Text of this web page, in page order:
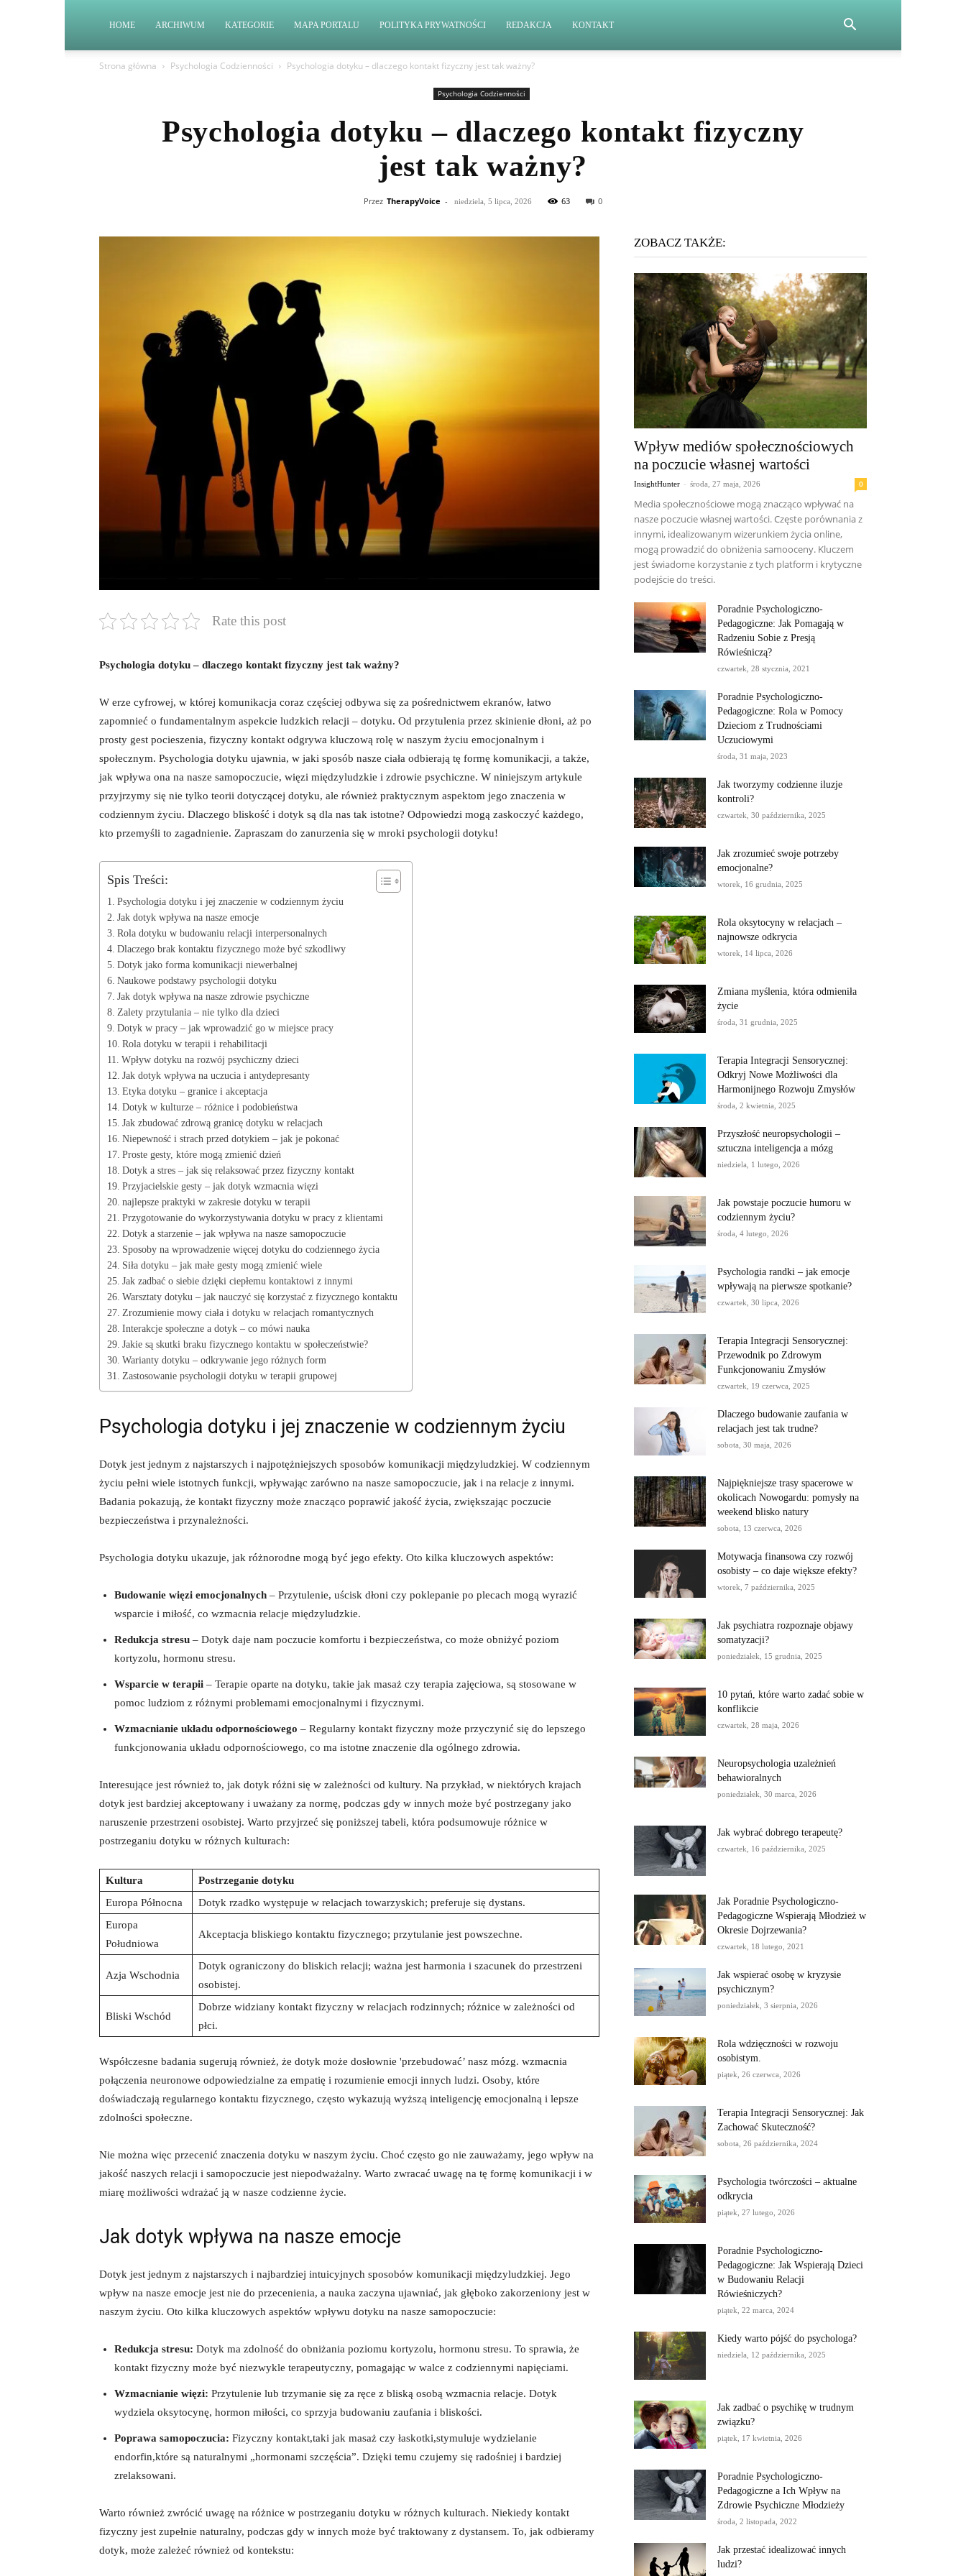
HOME ARCHIWUM KATEGORIE MAPA PORTALU POLITYKA PRYWATNOŚCI REDAKCJA KONTAKT
Strona główna Psychologia Codzienności Psychologia dotyku – dlaczego kontakt fizyczny jest tak ważny?
Psychologia Codzienności
Psychologia dotyku – dlaczego kontakt fizyczny
jest tak ważny?
Przez TherapyVoice - niedziela, 5 lipca, 2026 63 0
Rate this post
Psychologia dotyku – dlaczego kontakt fizyczny jest tak ważny?
W erze cyfrowej, w której komunikacja coraz częściej odbywa się za pośrednictwem ekranów, łatwo
zapomnieć o fundamentalnym aspekcie ludzkich relacji – dotyku. Od przytulenia przez skinienie dłoni, aż po
prosty gest pocieszenia, fizyczny kontakt odgrywa kluczową rolę w naszym życiu emocjonalnym i
społecznym. Psychologia dotyku ujawnia, w jaki sposób nasze ciała odbierają tę formę komunikacji, a także,
jak wpływa ona na nasze samopoczucie, więzi międzyludzkie i zdrowie psychiczne. W niniejszym artykule
przyjrzymy się nie tylko teorii dotyczącej dotyku, ale również praktycznym aspektom jego znaczenia w
codziennym życiu. Dlaczego bliskość i dotyk są dla nas tak istotne? Odpowiedzi mogą zaskoczyć każdego,
kto przemyśli to zagadnienie. Zapraszam do zanurzenia się w mroki psychologii dotyku!
Spis Treści:
Psychologia dotyku i jej znaczenie w codziennym życiu
Jak dotyk wpływa na nasze emocje
Rola dotyku w budowaniu relacji interpersonalnych
Dlaczego brak kontaktu fizycznego może być szkodliwy
Dotyk jako forma komunikacji niewerbalnej
Naukowe podstawy psychologii dotyku
Jak dotyk wpływa na nasze zdrowie psychiczne
Zalety przytulania – nie tylko dla dzieci
Dotyk w pracy – jak wprowadzić go w miejsce pracy
Rola dotyku w terapii i rehabilitacji
Wpływ dotyku na rozwój psychiczny dzieci
Jak dotyk wpływa na uczucia i antydepresanty
Etyka dotyku – granice i akceptacja
Dotyk w kulturze – różnice i podobieństwa
Jak zbudować zdrową granicę dotyku w relacjach
Niepewność i strach przed dotykiem – jak je pokonać
Proste gesty, które mogą zmienić dzień
Dotyk a stres – jak się relaksować przez fizyczny kontakt
Przyjacielskie gesty – jak dotyk wzmacnia więzi
najlepsze praktyki w zakresie dotyku w terapii
Przygotowanie do wykorzystywania dotyku w pracy z klientami
Dotyk a starzenie – jak wpływa na nasze samopoczucie
Sposoby na wprowadzenie więcej dotyku do codziennego życia
Siła dotyku – jak małe gesty mogą zmienić wiele
Jak zadbać o siebie dzięki ciepłemu kontaktowi z innymi
Warsztaty dotyku – jak nauczyć się korzystać z fizycznego kontaktu
Zrozumienie mowy ciała i dotyku w relacjach romantycznych
Interakcje społeczne a dotyk – co mówi nauka
Jakie są skutki braku fizycznego kontaktu w społeczeństwie?
Warianty dotyku – odkrywanie jego różnych form
Zastosowanie psychologii dotyku w terapii grupowej
Psychologia dotyku i jej znaczenie w codziennym życiu
Dotyk jest jednym z najstarszych i najpotężniejszych sposobów komunikacji międzyludzkiej. W codziennym
życiu pełni wiele istotnych funkcji, wpływając zarówno na nasze samopoczucie, jak i na relacje z innymi.
Badania pokazują, że kontakt fizyczny może znacząco poprawić jakość życia, zwiększając poczucie
bezpieczeństwa i przynależności.
Psychologia dotyku ukazuje, jak różnorodne mogą być jego efekty. Oto kilka kluczowych aspektów:
Budowanie więzi emocjonalnych – Przytulenie, uścisk dłoni czy poklepanie po plecach mogą wyrazić
wsparcie i miłość, co wzmacnia relacje międzyludzkie.
Redukcja stresu – Dotyk daje nam poczucie komfortu i bezpieczeństwa, co może obniżyć poziom
kortyzolu, hormonu stresu.
Wsparcie w terapii – Terapie oparte na dotyku, takie jak masaż czy terapia zajęciowa, są stosowane w
pomoc ludziom z różnymi problemami emocjonalnymi i fizycznymi.
Wzmacnianie układu odpornościowego – Regularny kontakt fizyczny może przyczynić się do lepszego
funkcjonowania układu odpornościowego, co ma istotne znaczenie dla ogólnego zdrowia.
Interesujące jest również to, jak dotyk różni się w zależności od kultury. Na przykład, w niektórych krajach
dotyk jest bardziej akceptowany i uważany za normę, podczas gdy w innych może być postrzegany jako
naruszenie przestrzeni osobistej. Warto przyjrzeć się poniższej tabeli, która podsumowuje różnice w
postrzeganiu dotyku w różnych kulturach:
Kultura
Postrzeganie dotyku
Europa Północna
Dotyk rzadko występuje w relacjach towarzyskich; preferuje się dystans.
Europa
Południowa
Akceptacja bliskiego kontaktu fizycznego; przytulanie jest powszechne.
Azja Wschodnia
Dotyk ograniczony do bliskich relacji; ważna jest harmonia i szacunek do przestrzeni
osobistej.
Bliski Wschód
Dobrze widziany kontakt fizyczny w relacjach rodzinnych; różnice w zależności od
płci.
Współczesne badania sugerują również, że dotyk może dosłownie 'przebudować’ nasz mózg. wzmacnia
połączenia neuronowe odpowiedzialne za empatię i rozumienie emocji innych ludzi. Osoby, które
doświadczają regularnego kontaktu fizycznego, często wykazują wyższą inteligencję emocjonalną i lepsze
zdolności społeczne.
Nie można więc przecenić znaczenia dotyku w naszym życiu. Choć często go nie zauważamy, jego wpływ na
jakość naszych relacji i samopoczucie jest niepodważalny. Warto zwracać uwagę na tę formę komunikacji i w
miarę możliwości wdrażać ją w nasze codzienne życie.
Jak dotyk wpływa na nasze emocje
Dotyk jest jednym z najstarszych i najbardziej intuicyjnych sposobów komunikacji międzyludzkiej. Jego
wpływ na nasze emocje jest nie do przecenienia, a nauka zaczyna ujawniać, jak głęboko zakorzeniony jest w
naszym życiu. Oto kilka kluczowych aspektów wpływu dotyku na nasze samopoczucie:
Redukcja stresu: Dotyk ma zdolność do obniżania poziomu kortyzolu, hormonu stresu. To sprawia, że
kontakt fizyczny może być niezwykle terapeutyczny, pomagając w walce z codziennymi napięciami.
Wzmacnianie więzi: Przytulenie lub trzymanie się za ręce z bliską osobą wzmacnia relacje. Dotyk
wydziela oksytocynę, hormon miłości, co sprzyja budowaniu zaufania i bliskości.
Poprawa samopoczucia: Fizyczny kontakt,taki jak masaż czy łaskotki,stymuluje wydzielanie
endorfin,które są naturalnymi „hormonami szczęścia”. Dzięki temu czujemy się radośniej i bardziej
zrelaksowani.
Warto również zwrócić uwagę na różnice w postrzeganiu dotyku w różnych kulturach. Niekiedy kontakt
fizyczny jest zupełnie naturalny, podczas gdy w innych może być traktowany z dystansem. To, jak odbieramy
dotyk, może zależeć również od kontekstu:
ZOBACZ TAKŻE:
Wpływ mediów społecznościowych
na poczucie własnej wartości
InsightHunter - środa, 27 maja, 2026 0
Media społecznościowe mogą znacząco wpływać na
nasze poczucie własnej wartości. Częste porównania z
innymi, idealizowanym wizerunkiem życia online,
mogą prowadzić do obniżenia samooceny. Kluczem
jest świadome korzystanie z tych platform i krytyczne
podejście do treści.
Poradnie Psychologiczno-
Pedagogiczne: Jak Pomagają w
Radzeniu Sobie z Presją
Rówieśniczą?
czwartek, 28 stycznia, 2021
Poradnie Psychologiczno-
Pedagogiczne: Rola w Pomocy
Dzieciom z Trudnościami
Uczuciowymi
środa, 31 maja, 2023
Jak tworzymy codzienne iluzje
kontroli?
czwartek, 30 października, 2025
Jak zrozumieć swoje potrzeby
emocjonalne?
wtorek, 16 grudnia, 2025
Rola oksytocyny w relacjach –
najnowsze odkrycia
wtorek, 14 lipca, 2026
Zmiana myślenia, która odmieniła
życie
środa, 31 grudnia, 2025
Terapia Integracji Sensorycznej:
Odkryj Nowe Możliwości dla
Harmonijnego Rozwoju Zmysłów
środa, 2 kwietnia, 2025
Przyszłość neuropsychologii –
sztuczna inteligencja a mózg
niedziela, 1 lutego, 2026
Jak powstaje poczucie humoru w
codziennym życiu?
środa, 4 lutego, 2026
Psychologia randki – jak emocje
wpływają na pierwsze spotkanie?
czwartek, 30 lipca, 2026
Terapia Integracji Sensorycznej:
Przewodnik po Zdrowym
Funkcjonowaniu Zmysłów
czwartek, 19 czerwca, 2025
Dlaczego budowanie zaufania w
relacjach jest tak trudne?
sobota, 30 maja, 2026
Najpiękniejsze trasy spacerowe w
okolicach Nowogardu: pomysły na
weekend blisko natury
sobota, 13 czerwca, 2026
Motywacja finansowa czy rozwój
osobisty – co daje większe efekty?
wtorek, 7 października, 2025
Jak psychiatra rozpoznaje objawy
somatyzacji?
poniedziałek, 15 grudnia, 2025
10 pytań, które warto zadać sobie w
konflikcie
czwartek, 28 maja, 2026
Neuropsychologia uzależnień
behawioralnych
poniedziałek, 30 marca, 2026
Jak wybrać dobrego terapeutę?
czwartek, 16 października, 2025
Jak Poradnie Psychologiczno-
Pedagogiczne Wspierają Młodzież w
Okresie Dojrzewania?
czwartek, 18 lutego, 2021
Jak wspierać osobę w kryzysie
psychicznym?
poniedziałek, 3 sierpnia, 2026
Rola wdzięczności w rozwoju
osobistym.
piątek, 26 czerwca, 2026
Terapia Integracji Sensorycznej: Jak
Zachować Skuteczność?
sobota, 26 października, 2024
Psychologia twórczości – aktualne
odkrycia
piątek, 27 lutego, 2026
Poradnie Psychologiczno-
Pedagogiczne: Jak Wspierają Dzieci
w Budowaniu Relacji
Rówieśniczych?
piątek, 22 marca, 2024
Kiedy warto pójść do psychologa?
niedziela, 12 października, 2025
Jak zadbać o psychikę w trudnym
związku?
piątek, 17 kwietnia, 2026
Poradnie Psychologiczno-
Pedagogiczne a Ich Wpływ na
Zdrowie Psychiczne Młodzieży
środa, 2 listopada, 2022
Jak przestać idealizować innych
ludzi?